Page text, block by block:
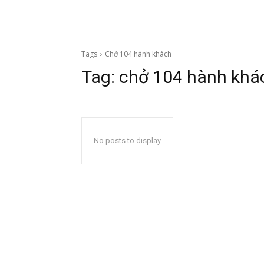
Tags Chở 104 hành khách
Tag: chở 104 hành
No posts to display